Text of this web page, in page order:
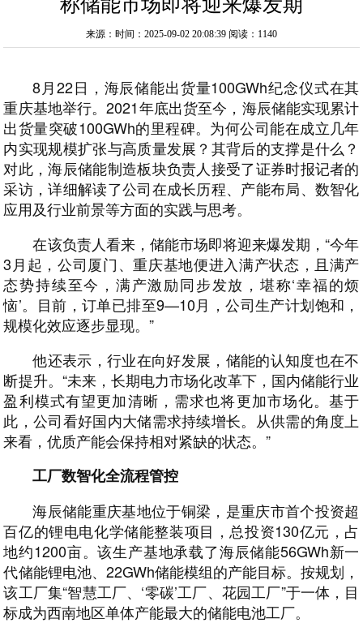
称储能市场即将迎来爆发期
来源：时间：2025-09-02 20:08:39 阅读：1140
8月22日，海辰储能出货量100GWh纪念仪式在其
重庆基地举行。2021年底出货至今，海辰储能实现累计
出货量突破100GWh的里程碑。为何公司能在成立几年
内实现规模扩张与高质量发展？其背后的支撑是什么？
对此，海辰储能制造板块负责人接受了证券时报记者的
采访，详细解读了公司在成长历程、产能布局、数智化
应用及行业前景等方面的实践与思考。
在该负责人看来，储能市场即将迎来爆发期，“今年
3月起，公司厦门、重庆基地便进入满产状态，且满产
态势持续至今，满产激励同步发放，堪称‘幸福的烦
恼’。目前，订单已排至9—10月，公司生产计划饱和，
规模化效应逐步显现。”
他还表示，行业在向好发展，储能的认知度也在不
断提升。“未来，长期电力市场化改革下，国内储能行业
盈利模式有望更加清晰，需求也将更加市场化。基于
此，公司看好国内大储需求持续增长。从供需的角度上
来看，优质产能会保持相对紧缺的状态。”
工厂数智化全流程管控
海辰储能重庆基地位于铜梁，是重庆市首个投资超
百亿的锂电电化学储能整装项目，总投资130亿元，占
地约1200亩。该生产基地承载了海辰储能56GWh新一
代储能锂电池、22GWh储能模组的产能目标。按规划，
该工厂集“智慧工厂、‘零碳’工厂、花园工厂”于一体，目
标成为西南地区单体产能最大的储能电池工厂。